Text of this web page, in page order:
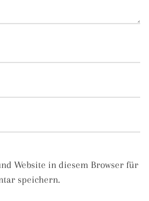
Website in diesem Browser für
speichern.